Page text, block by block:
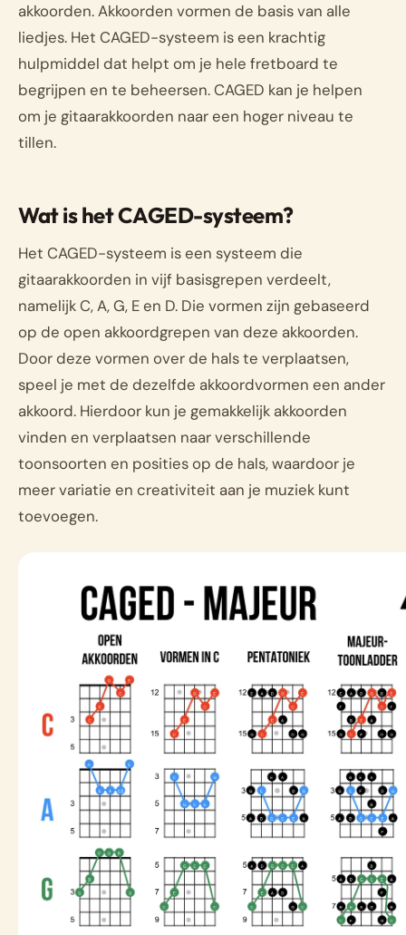
akkoorden. Akkoorden vormen de basis van alle
liedjes. Het CAGED-systeem is een krachtig
hulpmiddel dat helpt om je hele fretboard te
begrijpen en te beheersen. CAGED kan je helpen
om je gitaarakkoorden naar een hoger niveau te
tillen.
Wat is het CAGED-systeem?
Het CAGED-systeem is een systeem die
gitaarakkoorden in vijf basisgrepen verdeelt,
namelijk C, A, G, E en D. Die vormen zijn gebaseerd
op de open akkoordgrepen van deze akkoorden.
Door deze vormen over de hals te verplaatsen,
speel je met de dezelfde akkoordvormen een ander
akkoord. Hierdoor kun je gemakkelijk akkoorden
vinden en verplaatsen naar verschillende
toonsoorten en posities op de hals, waardoor je
meer variatie en creativiteit aan je muziek kunt
toevoegen.